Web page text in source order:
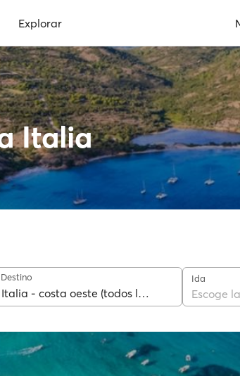
Explorar
Italia
Destino Ida
Escoge